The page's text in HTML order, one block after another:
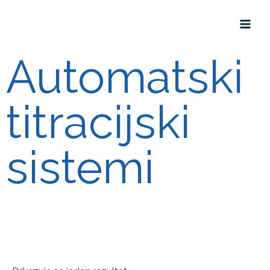
Automatski
titracijski
sistemi